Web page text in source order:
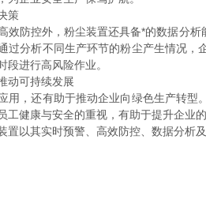
策
防控外，粉尘装置还具备*的数据分析
过分析不同生产环节的粉尘产生情况
段进行高风险作业。
可持续发展
，还有助于推动企业向绿色生产转型
工健康与安全的重视，有助于提升企业
以其实时预警、高效防控、数据分析及